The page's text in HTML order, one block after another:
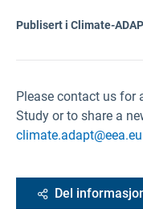
Publisert i Climate-
Please contact us for
Study or to share a
Del